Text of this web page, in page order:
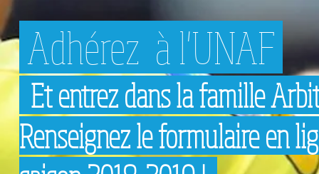
Adhérez à l'UNAF
Et entrez dans la famille
Renseignez le formulaire en